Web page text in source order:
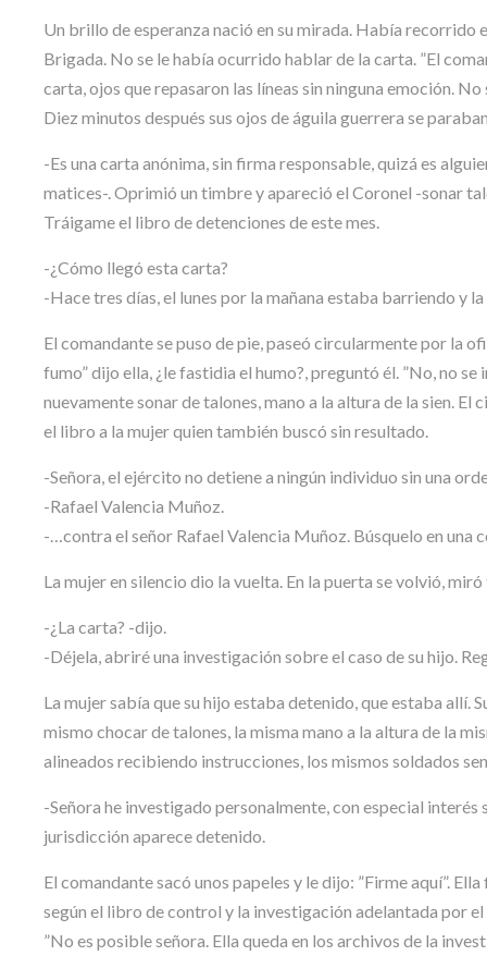
Un brillo de esperanza nació en su mirada. Había recorrido
Brigada. No se le había ocurrido hablar de la carta. ”El
carta, ojos que repasaron las líneas sin ninguna emoción.
Diez minutos después sus ojos de águila guerrera se
-Es una carta anónima, sin firma responsable, quizá es
matices-. Oprimió un timbre y apareció el Coronel -sonar
Tráigame el libro de detenciones de este mes.
-¿Cómo llegó esta carta?
-Hace tres días, el lunes por la mañana estaba barriendo y
El comandante se puso de pie, paseó circularmente por la
fumo” dijo ella, ¿le fastidia el humo?, preguntó él. ”No, no
nuevamente sonar de talones, mano a la altura de la sien.
el libro a la mujer quien también buscó sin resultado.
-Señora, el ejército no detiene a ningún individuo sin una
-Rafael Valencia Muñoz.
-…contra el señor Rafael Valencia Muñoz. Búsquelo en una
La mujer en silencio dio la vuelta. En la puerta se volvió,
-¿La carta? -dijo.
-Déjela, abriré una investigación sobre el caso de su hijo.
La mujer sabía que su hijo estaba detenido, que estaba allí.
mismo chocar de talones, la misma mano a la altura de la
alineados recibiendo instrucciones, los mismos soldados
-Señora he investigado personalmente, con especial
jurisdicción aparece detenido.
El comandante sacó unos papeles y le dijo: ”Firme aquí”.
según el libro de control y la investigación adelantada por el
”No es posible señora. Ella queda en los archivos de la